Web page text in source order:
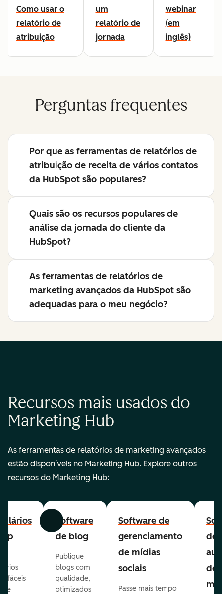
Como usar o
relatório de
atribuição
um
relatório de
jornada
webinar
(em
inglês)
Perguntas frequentes
Por que as ferramentas de relatórios de
atribuição de receita de vários contatos
da HubSpot são populares?
Quais são os recursos populares de
análise da jornada do cliente da
HubSpot?
As ferramentas de relatórios de
marketing avançados da HubSpot são
adequadas para o meu negócio?
Recursos mais usados do
Marketing Hub
As ferramentas de relatórios de marketing avançados
estão disponíveis no Marketing Hub. Explore outros
recursos do Marketing Hub:
Anterior Avançar
fáceis
e
Software
de blog
Publique
blogs com
qualidade,
otimizados
Software de
gerenciamento
de mídias
sociais
Passe mais tempo
de
de